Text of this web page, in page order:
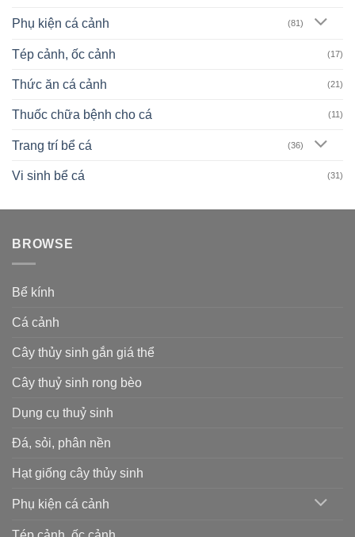
Phụ kiện cá cảnh (81)
Tép cảnh, ốc cảnh (17)
Thức ăn cá cảnh (21)
Thuốc chữa bệnh cho cá (11)
Trang trí bể cá (36)
Vi sinh bể cá (31)
BROWSE
Bể kính
Cá cảnh
Cây thủy sinh gắn giá thể
Cây thuỷ sinh rong bèo
Dụng cụ thuỷ sinh
Đá, sỏi, phân nền
Hạt giống cây thủy sinh
Phụ kiện cá cảnh